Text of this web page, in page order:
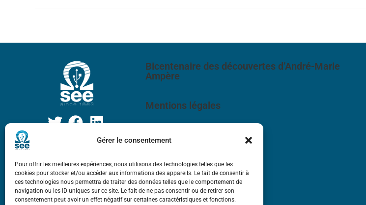
Gérer le consentement
Pour offrir les meilleures expériences, nous utilisons des technologies telles que les
cookies pour stocker et/ou accéder aux informations des appareils. Le fait de consentir à
ces technologies nous permettra de traiter des données telles que le comportement de
navigation ou les ID uniques sur ce site. Le fait de ne pas consentir ou de retirer son
consentement peut avoir un effet négatif sur certaines caractéristiques et fonctions.
Bicentenaire des découvertes d’André-Marie
Ampère
Mentions légales